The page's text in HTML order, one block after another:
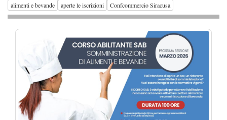
alimenti e bevande
aperte le iscrizioni Confcommercio Siracusa